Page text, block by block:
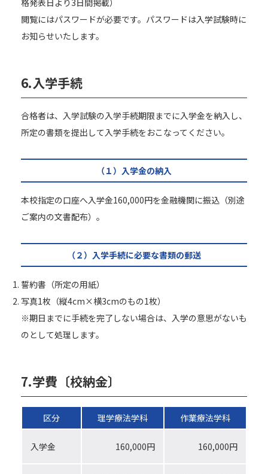
格発表日より3日間掲載）
閲覧にはパスワードが必要です。パスワードは入学試験時に
お知らせいたします。
6.入学手続
合格者は、入学試験の入学手続期限までに入学金を納入し、
所定の書類を提出して入学手続をおこなってください。
（１）入学金の納入
本校指定の口座へ入学金160,000円を金融機関に振込（別途
ご案内の文書配布）。
（２）入学手続に必要な書類の郵送
誓約書（所定の用紙）
写真1枚（縦4cm×横3cmのもの1枚）
※期日までに手続を完了しない場合は、入学の意思がないも
のとして処理します。
7.学費〔校納金〕
区分 理学療法学科 作業療法学科
入学金 160,000円 160,000円